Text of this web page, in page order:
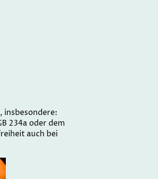
insbesondere:
234a oder dem
auch bei